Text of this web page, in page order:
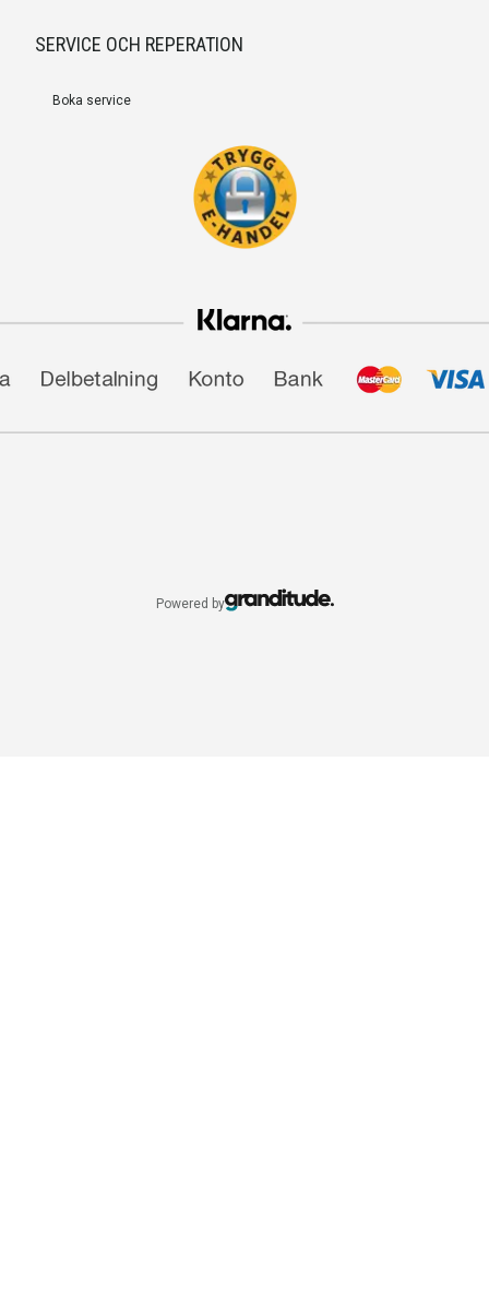
SERVICE OCH REPERATION
Boka service
Powered by